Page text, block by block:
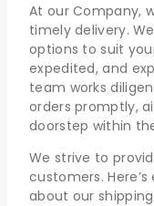
At our Company,
timely delivery.
options to suit
expedited, and
team works
orders promptly,
doorstep within
We strive to
customers.
about our